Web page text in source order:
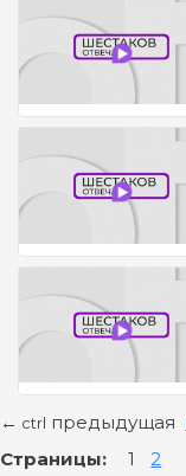
← ctrl предыдущая
Страницы: 1 2